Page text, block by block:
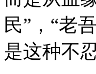
民”，“老
是这种不